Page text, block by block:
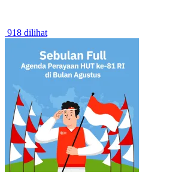
918 dilihat